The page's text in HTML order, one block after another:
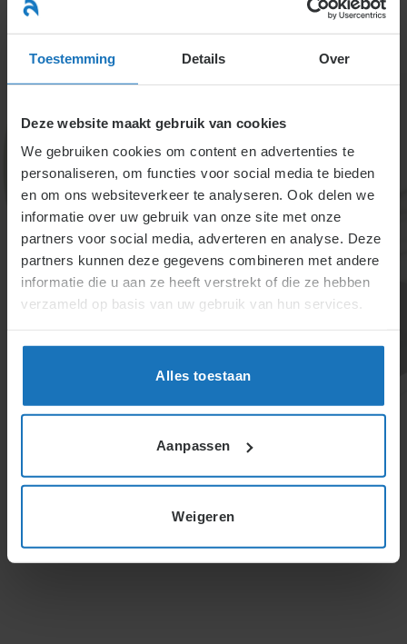
Toestemming Details Over
Deze website maakt gebruik van cookies
We gebruiken cookies om content en advertenties te
personaliseren, om functies voor social media te bieden
en om ons websiteverkeer te analyseren. Ook delen we
informatie over uw gebruik van onze site met onze
partners voor social media, adverteren en analyse. Deze
partners kunnen deze gegevens combineren met andere
informatie die u aan ze heeft verstrekt of die ze hebben
verzameld op basis van uw gebruik van hun services.
Alles toestaan
Aanpassen
Weigeren
naar
inhoud
Wat te doen bij fraude,
bedrog & valsheid in
geschrifte door een
werknemer?
Bij fraude moet de werkgever zorgvuldig bewijs
verzamelen en een keuze maken tussen ontslag op
voorkomt onzekerheid in procedures. Financiële
gevolgen voor werkgever en werknemer zijn
afhankelijk van bewijs, omstandigheden en juridische